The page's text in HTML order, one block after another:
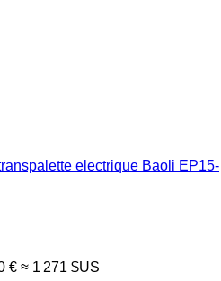
electrique Baoli EP15-
€ ≈ 1 271 $US